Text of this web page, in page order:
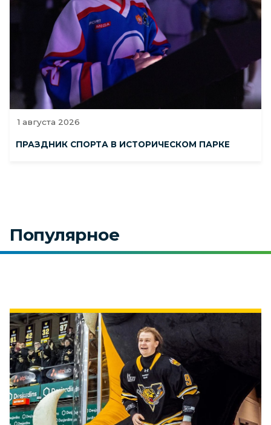
1 августа 2026
ПРАЗДНИК СПОРТА В ИСТОРИЧЕСКОМ ПАРКЕ
Популярное